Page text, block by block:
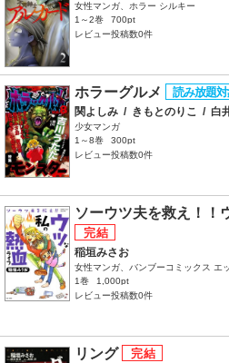
女性マンガ、ホラー シルキー
1～2巻
700pt
レビュー投稿数0件
ホラーグルメ
関よしみ / きもとのりこ / 白
少女マンガ
1～8巻
300pt
レビュー投稿数0件
ソーウツ夫を救え！！
稲垣みさお
女性マンガ、バンブーコミックス エ
1巻
1,000pt
レビュー投稿数0件
リング